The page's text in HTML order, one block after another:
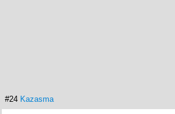
#24 Kazasma